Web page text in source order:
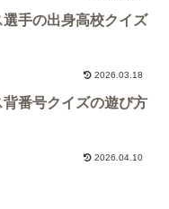
手の出身高校クイズ
2026.03.18
番号クイズの遊び方
2026.04.10